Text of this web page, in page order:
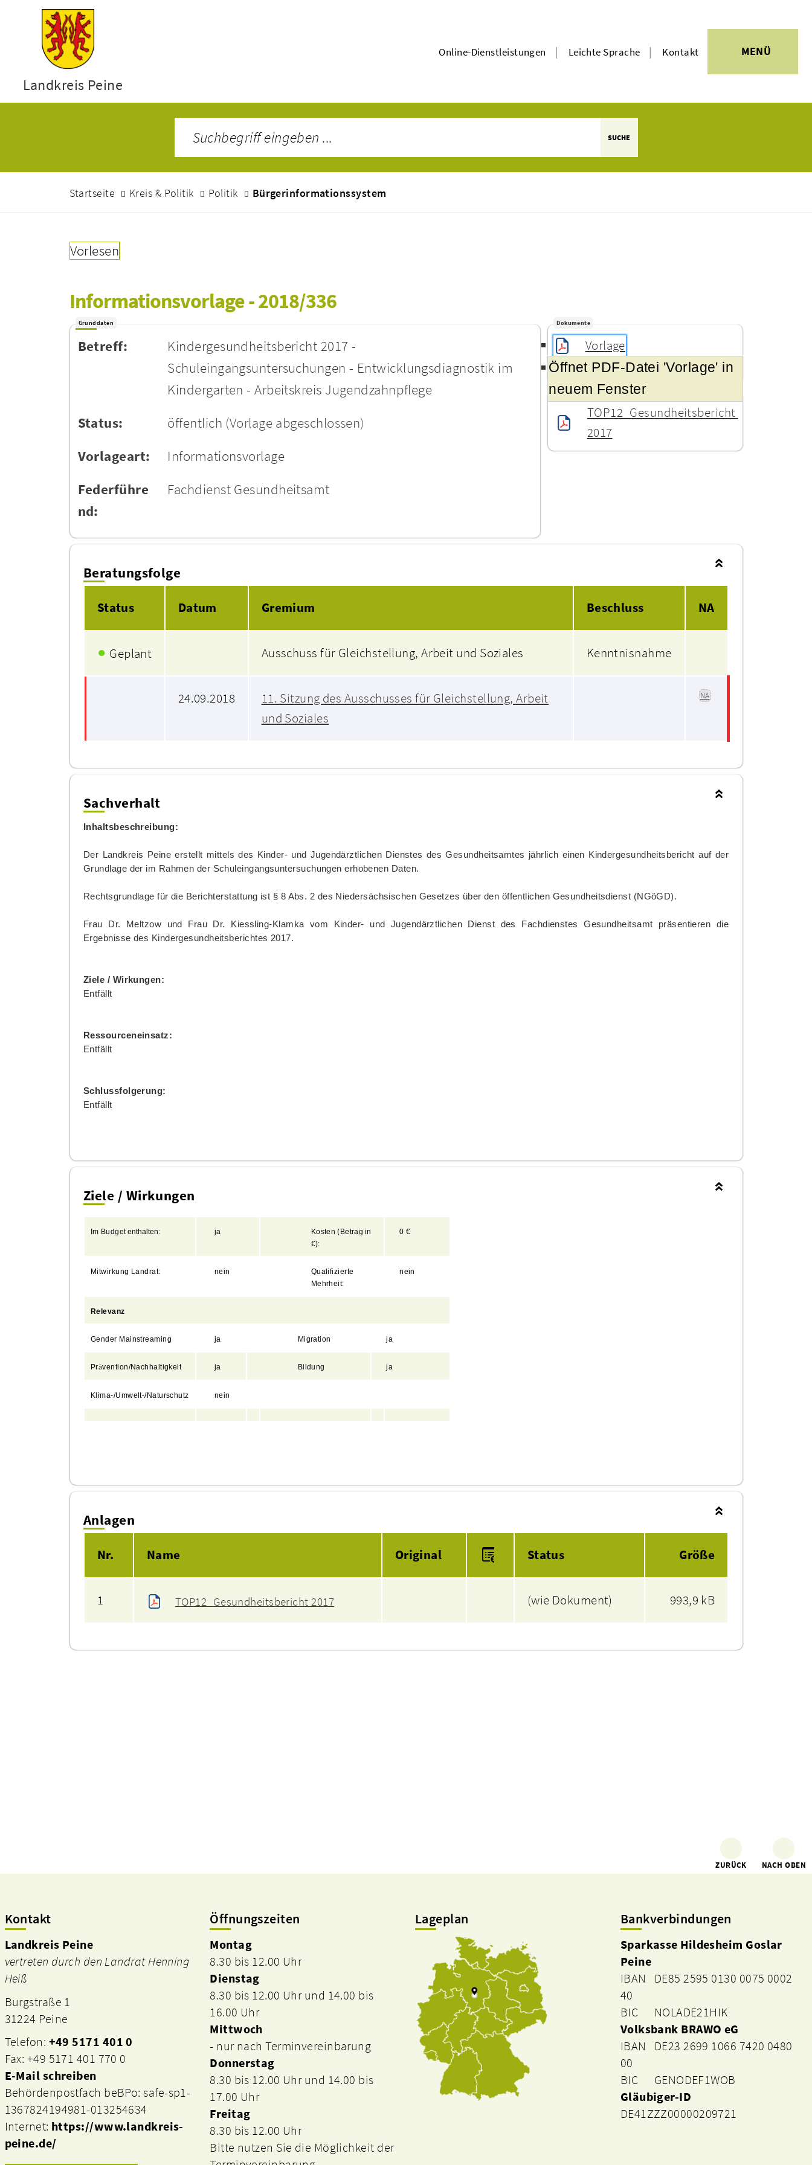
Landkreis Peine
Online-Dienstleistungen | Leichte Sprache | Kontakt MENÜ
SUCHE
Startseite Kreis & Politik Politik Bürgerinformationssystem
Vorlesen
Informationsvorlage - 2018/336
Grunddaten
Betreff:
Kindergesundheitsbericht 2017 -
Schuleingangsuntersuchungen - Entwicklungsdiagnostik im
Kindergarten - Arbeitskreis Jugendzahnpflege
Status:
öffentlich (Vorlage abgeschlossen)
Vorlageart:
Informationsvorlage
Federführe
nd:
Fachdienst Gesundheitsamt
Dokumente
Vorlage
Öffnet PDF-Datei 'Vorlage' in
neuem Fenster
Sammeldokument
Anlagen
TOP12_Gesundheitsbericht
2017
Beratungsfolge
Status
Datum Gremium Beschluss NA
● Geplant Ausschuss für Gleichstellung, Arbeit und Soziales Kenntnisnahme
24.09.2018
11. Sitzung des Ausschusses für Gleichstellung, Arbeit
und Soziales
NA
Sachverhalt
Inhaltsbeschreibung:
Der Landkreis Peine erstellt mittels des Kinder- und Jugendärztlichen Dienstes des Gesundheitsamtes jährlich einen Kindergesundheitsbericht auf der
Grundlage der im Rahmen der Schuleingangsuntersuchungen erhobenen Daten.
Rechtsgrundlage für die Berichterstattung ist § 8 Abs. 2 des Niedersächsischen Gesetzes über den öffentlichen Gesundheitsdienst (NGöGD).
Frau Dr. Meltzow und Frau Dr. Kiessling-Klamka vom Kinder- und Jugendärztlichen Dienst des Fachdienstes Gesundheitsamt präsentieren die
Ergebnisse des Kindergesundheitsberichtes 2017.
Ziele / Wirkungen:
Entfällt
Ressourceneinsatz:
Entfällt
Schlussfolgerung:
Entfällt
Ziele / Wirkungen
Im Budget enthalten: ja Kosten (Betrag in
€):
0 €
Mitwirkung Landrat: nein
Qualifizierte
Mehrheit:
nein
Relevanz
Gender Mainstreaming ja Migration ja
Prävention/Nachhaltigkeit ja Bildung ja
Klima-/Umwelt-/Naturschutz nein
Anlagen
Nr.
Name Original Status Größe
1 TOP12_Gesundheitsbericht 2017 (wie Dokument) 993,9 kB
ZURÜCK NACH OBEN
Kontakt
Landkreis Peine
vertreten durch den Landrat Henning
Heiß
Burgstraße 1
31224 Peine
Telefon: +49 5171 401 0
Fax: +49 5171 401 770 0
E-Mail schreiben
Behördenpostfach beBPo: safe-sp1-
1367824194981-013254634
Internet: https://www.landkreis-
peine.de/
Öffnungszeiten
Montag
8.30 bis 12.00 Uhr
Dienstag
8.30 bis 12.00 Uhr und 14.00 bis
16.00 Uhr
Mittwoch
- nur nach Terminvereinbarung
Donnerstag
8.30 bis 12.00 Uhr und 14.00 bis
17.00 Uhr
Freitag
8.30 bis 12.00 Uhr
Bitte nutzen Sie die Möglichkeit der
Lageplan Bankverbindungen
Sparkasse Hildesheim Goslar
Peine
IBAN DE85 2595 0130 0075 0002
40
BIC NOLADE21HIK
Volksbank BRAWO eG
IBAN DE23 2699 1066 7420 0480
00
BIC GENODEF1WOB
Gläubiger-ID
DE41ZZZ00000209721